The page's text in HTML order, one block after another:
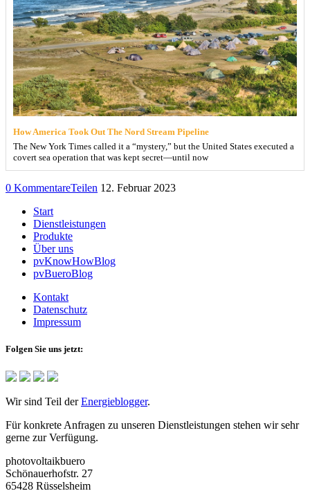
How America Took Out The Nord Stream Pipeline
The New York Times called it a “mystery,” but the United States executed a
covert sea operation that was kept secret—until now
0 KommentareTeilen 12. Februar 2023
Start
Dienstleistungen
Produkte
Über uns
pvKnowHowBlog
pvBueroBlog
Kontakt
Datenschutz
Impressum
Folgen Sie uns jetzt:
Wir sind Teil derEnergieblogger.
Für konkrete Anfragen zu unseren Dienstleistungen stehen wir sehr
gerne zur Verfügung.
photovoltaikbuero
Schönauerhofstr. 27
65428 Rüsselsheim